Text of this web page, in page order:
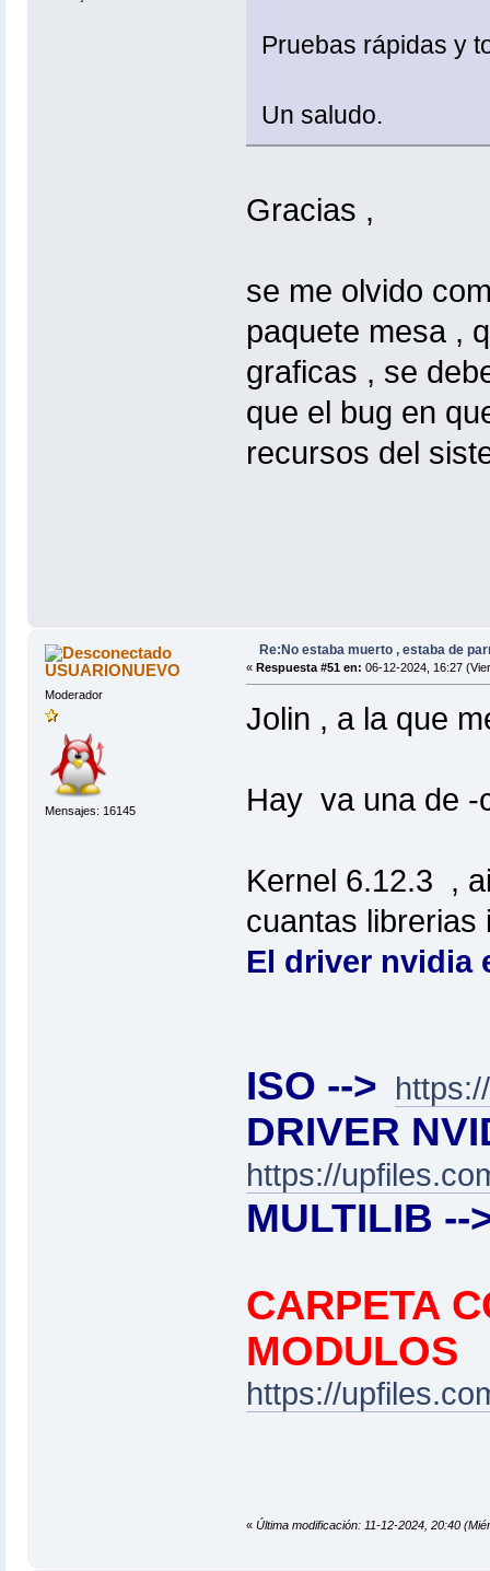
Pruebas rápidas y
Un saludo.
Gracias ,
se me olvido
paquete mesa ,
graficas , se
que el bug en
recursos del
USUARIONUEVO
Moderador
Mensajes: 16145
Re:No estaba muerto , estaba de
« Respuesta #51 en: 06-12-2024, 16:27
Jolin , a la que
Hay va una de -
Kernel 6.12.3 ,
cuantas librerias
El driver nvidia
ISO -->
DRIVER
https://
MULTILIB --
CARPETA
MODULOS
https://
« Última modificación: 11-12-2024, 20:40